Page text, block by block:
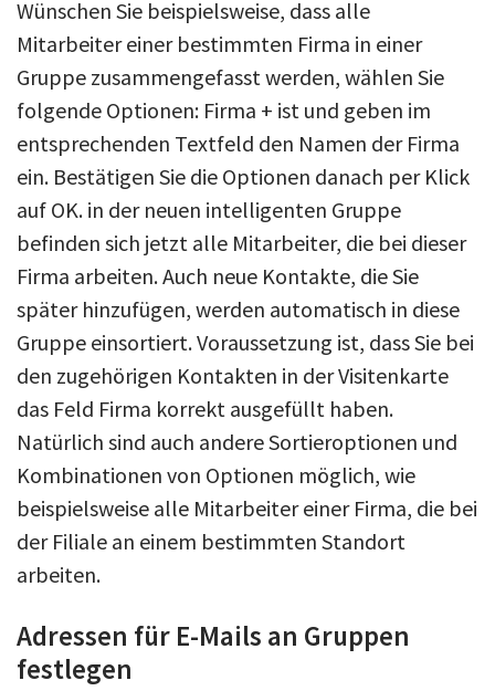
Wünschen Sie beispielsweise, dass alle
Mitarbeiter einer bestimmten Firma in einer
Gruppe zusammengefasst werden, wählen Sie
folgende Optionen: Firma + ist und geben im
entsprechenden Textfeld den Namen der Firma
ein. Bestätigen Sie die Optionen danach per Klick
auf OK. in der neuen intelligenten Gruppe
befinden sich jetzt alle Mitarbeiter, die bei dieser
Firma arbeiten. Auch neue Kontakte, die Sie
später hinzufügen, werden automatisch in diese
Gruppe einsortiert. Voraussetzung ist, dass Sie bei
den zugehörigen Kontakten in der Visitenkarte
das Feld Firma korrekt ausgefüllt haben.
Natürlich sind auch andere Sortieroptionen und
Kombinationen von Optionen möglich, wie
beispielsweise alle Mitarbeiter einer Firma, die bei
der Filiale an einem bestimmten Standort
arbeiten.
Adressen für E-Mails an Gruppen
festlegen